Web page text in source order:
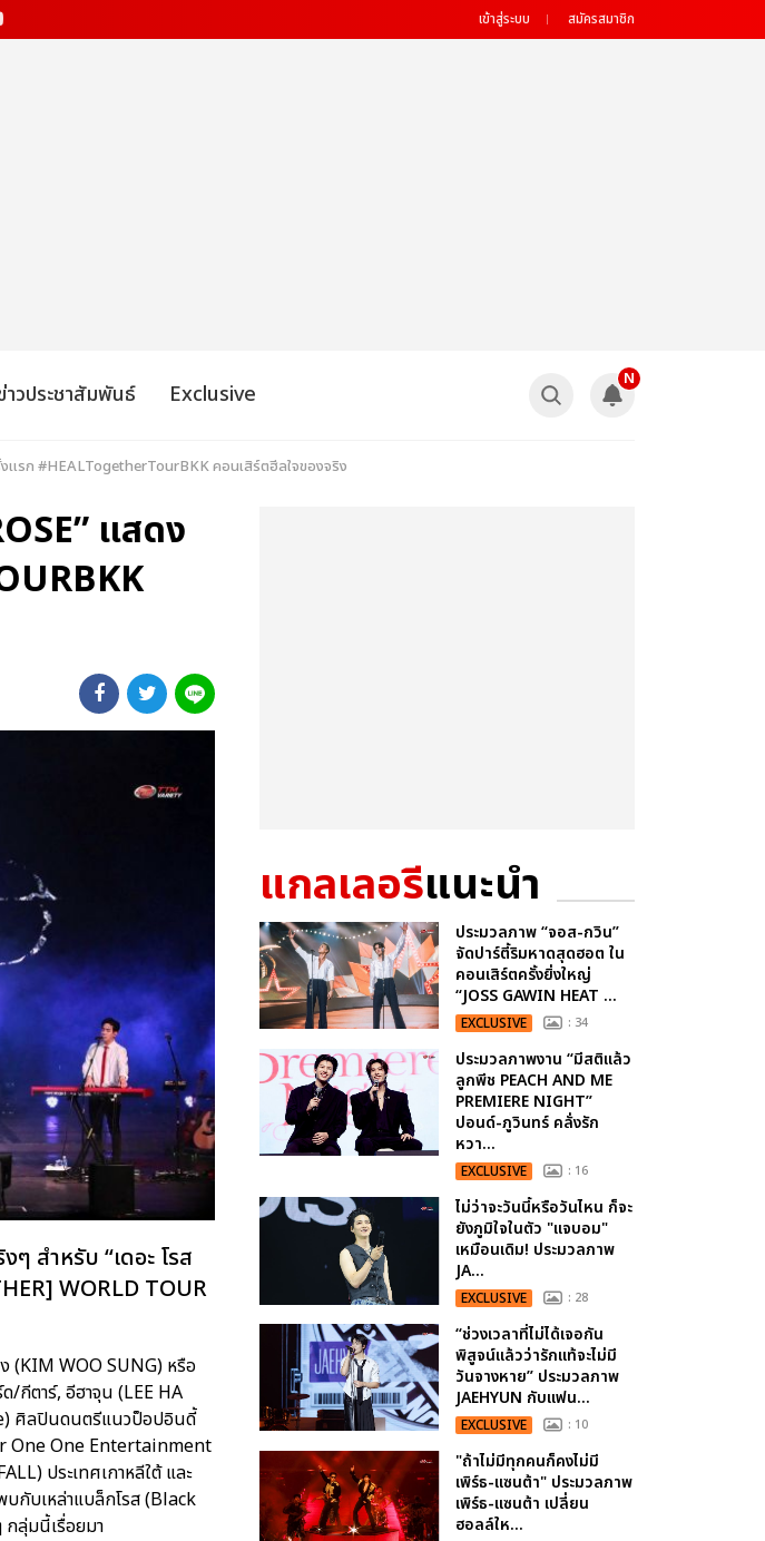
เข้าสู่ระบบ สมัครสมาชิก
าวประชาสัมพันธ์ Exclusive
N
แรก #HEALTogetherTourBKK คอนเสิร์ตฮีลใจของจริง
แสดง
สำหรับ “เดอะ โรส
WORLD TOUR
(KIM WOO SUNG) หรือ
/กีตาร์, อีฮาจุน (LEE HA
ศิลปินดนตรีแนวป็อปอินดี้
One One Entertainment
ประเทศเกาหลีใต้ และ
กับเหล่าแบล็กโรส (Black
ลุ่มนี้เรื่อยมา
แกลเลอรีแนะนำ
ประมวลภาพ “จอส-กวิน”
จัดปาร์ตี้ริมหาดสุดฮอต ใน
คอนเสิร์ตครั้งยิ่งใหญ่
“JOSS GAWIN HEAT ...
EXCLUSIVE : 34
ประมวลภาพงาน “มีสติแล้ว
ลูกพีช PEACH AND ME
PREMIERE NIGHT”
ปอนด์-ภูวินทร์ คลั่งรัก
หวา...
EXCLUSIVE : 16
ไม่ว่าจะวันนี้หรือวันไหน ก็จะ
ยังภูมิใจในตัว "แจบอม"
เหมือนเดิม! ประมวลภาพ
JA...
EXCLUSIVE : 28
“ช่วงเวลาที่ไม่ได้เจอกัน
พิสูจน์แล้วว่ารักแท้จะไม่มี
วันจางหาย” ประมวลภาพ
JAEHYUN กับแฟน...
EXCLUSIVE : 10
"ถ้าไม่มีทุกคนก็คงไม่มี
เพิร์ธ-แซนต้า" ประมวลภาพ
เพิร์ธ-แซนต้า เปลี่ยน
ฮอลล์ให...